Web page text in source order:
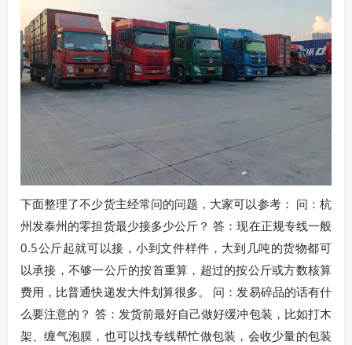
下面整理了不少货主经常问的问题，大家可以参考： 问：杭
州发泰州的零担货最少接多少公斤？ 答：现在正规专线一般
0.5公斤起就可以接，小到文件样件，大到几吨的货物都可
以承接，不够一公斤的按首重算，超过的按公斤或方数核算
费用，比普通快递发大件划算很多。 问：发易碎品的话有什
么要注意的？ 答：发货前最好自己做好缓冲包装，比如打木
架、缠气泡膜，也可以找专线帮忙做包装，会收少量的包装